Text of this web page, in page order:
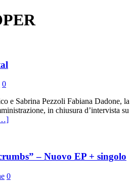
0
e Sabrina Pezzoli Fabiana Dadone, la
in chiusura d’intervista su
– Nuovo EP + singolo
0